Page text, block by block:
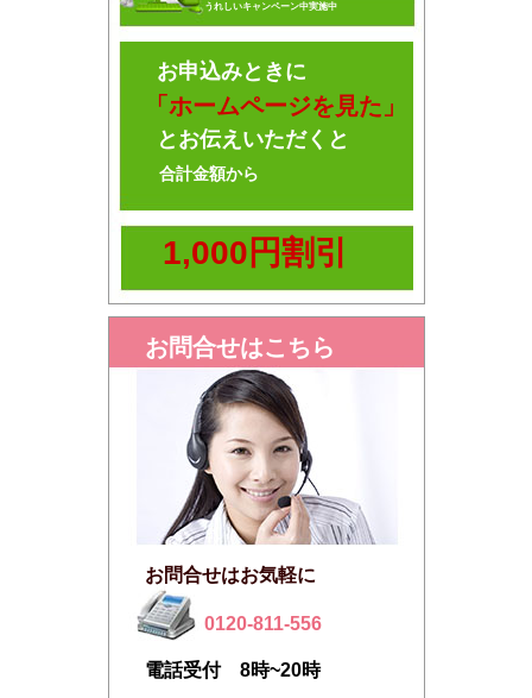
うれしいキャンペーン中実施中
お申込みときに
「ホームページを見た」
とお伝えいただくと
合計金額から
1,000円割引
お問合せはこちら
お問合せはお気軽に
0120-811-556
電話受付 8時~20時